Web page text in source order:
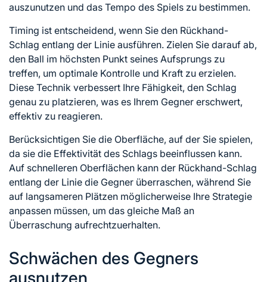
auszunutzen und das Tempo des Spiels zu bestimmen.
Timing ist entscheidend, wenn Sie den Rückhand-
Schlag entlang der Linie ausführen. Zielen Sie darauf ab,
den Ball im höchsten Punkt seines Aufsprungs zu
treffen, um optimale Kontrolle und Kraft zu erzielen.
Diese Technik verbessert Ihre Fähigkeit, den Schlag
genau zu platzieren, was es Ihrem Gegner erschwert,
effektiv zu reagieren.
Berücksichtigen Sie die Oberfläche, auf der Sie spielen,
da sie die Effektivität des Schlags beeinflussen kann.
Auf schnelleren Oberflächen kann der Rückhand-Schlag
entlang der Linie die Gegner überraschen, während Sie
auf langsameren Plätzen möglicherweise Ihre Strategie
anpassen müssen, um das gleiche Maß an
Überraschung aufrechtzuerhalten.
Schwächen des Gegners